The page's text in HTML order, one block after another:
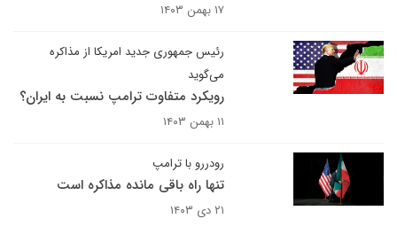
۱۷ بهمن ۱۴۰۳
رئیس جمهوری جدید امریکا از مذاکره
می‌گوید
رویکرد متفاوت ترامپ نسبت به ایران؟
۱۱ بهمن ۱۴۰۳
رودررو با ترامپ
تنها راه باقی مانده مذاکره است
۲۱ دی ۱۴۰۳